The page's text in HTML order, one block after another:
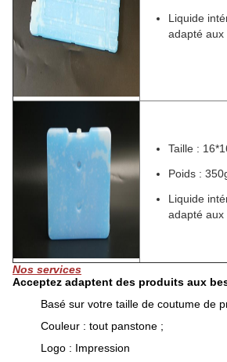
Liquide
adapté aux
Taille :
Poids :
Liquide
adapté aux
Nos services
Acceptez adaptent des produits aux
Basé sur votre taille de coutume de
Couleur : tout panstone ;
Logo : Impression